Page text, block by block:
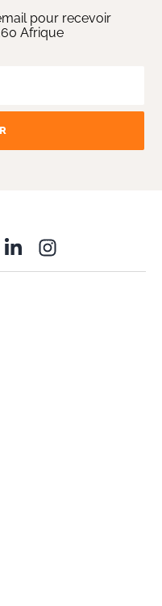
pour recevoir
Afrique